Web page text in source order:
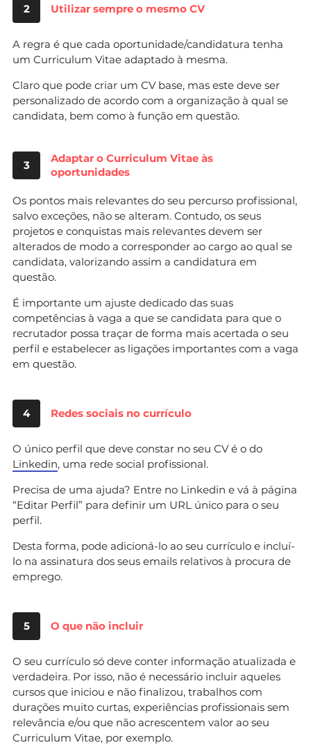
2 Utilizar sempre o mesmo CV
A regra é que cada oportunidade/candidatura tenha
um Curriculum Vitae adaptado à mesma.
Claro que pode criar um CV base, mas este deve ser
personalizado de acordo com a organização à qual se
candidata, bem como à função em questão.
3
Adaptar o Curriculum Vitae às
oportunidades
Os pontos mais relevantes do seu percurso profissional,
salvo exceções, não se alteram. Contudo, os seus
projetos e conquistas mais relevantes devem ser
alterados de modo a corresponder ao cargo ao qual se
candidata, valorizando assim a candidatura em
questão.
É importante um ajuste dedicado das suas
competências à vaga a que se candidata para que o
recrutador possa traçar de forma mais acertada o seu
perfil e estabelecer as ligações importantes com a vaga
em questão.
4 Redes sociais no currículo
O único perfil que deve constar no seu CV é o do
Linkedin, uma rede social profissional.
Precisa de uma ajuda? Entre no Linkedin e vá à página
“Editar Perfil” para definir um URL único para o seu
perfil.
Desta forma, pode adicioná-lo ao seu currículo e incluí-
lo na assinatura dos seus emails relativos à procura de
emprego.
5 O que não incluir
O seu currículo só deve conter informação atualizada e
verdadeira. Por isso, não é necessário incluir aqueles
cursos que iniciou e não finalizou, trabalhos com
durações muito curtas, experiências profissionais sem
relevância e/ou que não acrescentem valor ao seu
Curriculum Vitae, por exemplo.